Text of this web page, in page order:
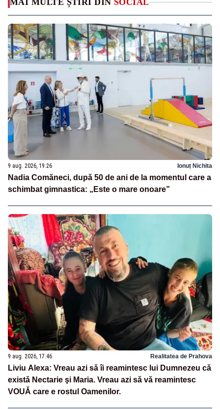
MAI MULTE ȘTIRI DIN SOCIAL
9 aug. 2026, 19:26 Ionuț Nichita
Nadia Comăneci, după 50 de ani de la momentul care a
schimbat gimnastica: „Este o mare onoare”
9 aug. 2026, 17:46 Realitatea de Prahova
Liviu Alexa: Vreau azi sǎ îi reamintesc lui Dumnezeu cǎ
existǎ Nectarie şi Maria. Vreau azi sǎ vǎ reamintesc
VOUǍ care e rostul Oamenilor.